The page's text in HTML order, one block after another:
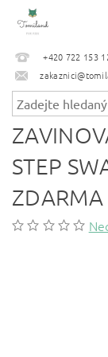
+420 722 153
STEP
ZDARMA